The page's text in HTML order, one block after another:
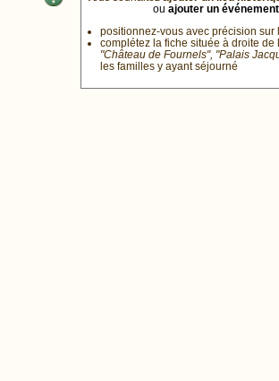
ou ajouter un événement
positionnez-vous avec précision
complétez la fiche située à droite
"Château de Fournels", "Palais
les familles y ayant séjourné